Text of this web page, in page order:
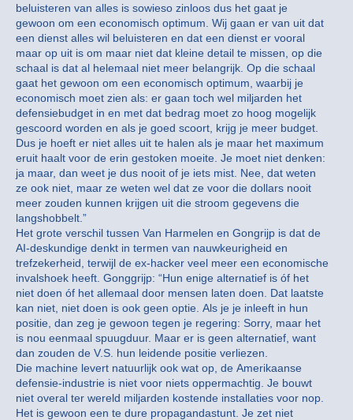
beluisteren van alles is sowieso zinloos dus het gaat je
gewoon om een economisch optimum. Wij gaan er van uit dat
een dienst alles wil beluisteren en dat een dienst er vooral
maar op uit is om maar niet dat kleine detail te missen, op die
schaal is dat al helemaal niet meer belangrijk. Op die schaal
gaat het gewoon om een economisch optimum, waarbij je
economisch moet zien als: er gaan toch wel miljarden het
defensiebudget in en met dat bedrag moet zo hoog mogelijk
gescoord worden en als je goed scoort, krijg je meer budget.
Dus je hoeft er niet alles uit te halen als je maar het maximum
eruit haalt voor de erin gestoken moeite. Je moet niet denken:
ja maar, dan weet je dus nooit of je iets mist. Nee, dat weten
ze ook niet, maar ze weten wel dat ze voor die dollars nooit
meer zouden kunnen krijgen uit die stroom gegevens die
langshobbelt.”
Het grote verschil tussen Van Harmelen en Gongrijp is dat de
AI-deskundige denkt in termen van nauwkeurigheid en
trefzekerheid, terwijl de ex-hacker veel meer een economische
invalshoek heeft. Gonggrijp: “Hun enige alternatief is óf het
niet doen óf het allemaal door mensen laten doen. Dat laatste
kan niet, niet doen is ook geen optie. Als je je inleeft in hun
positie, dan zeg je gewoon tegen je regering: Sorry, maar het
is nou eenmaal spuugduur. Maar er is geen alternatief, want
dan zouden de V.S. hun leidende positie verliezen.
Die machine levert natuurlijk ook wat op, de Amerikaanse
defensie-industrie is niet voor niets oppermachtig. Je bouwt
niet overal ter wereld miljarden kostende installaties voor nop.
Het is gewoon een te dure propagandastunt. Je zet niet